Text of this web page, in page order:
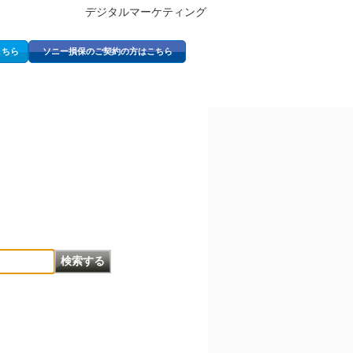
デジタルマーケティング
ら ソニー損保のご契約の方はこちら